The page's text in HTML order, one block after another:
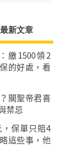
最新文章
繳1500領2
的好處，看
關聖帝君喜
禁忌
保單只賠4
這些事，他